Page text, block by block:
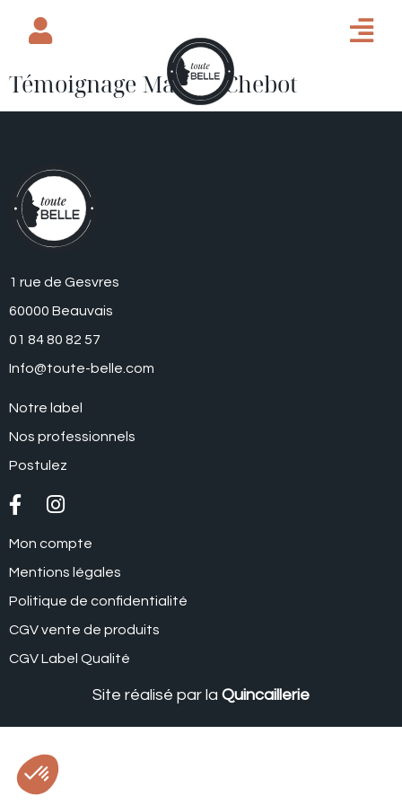
Témoignage Marine Chebot
1 rue de Gesvres
60000 Beauvais
01 84 80 82 57
Info@toute-belle.com
Notre label
Nos professionnels
Postulez
Mon compte
Mentions légales
Politique de confidentialité
CGV vente de produits
CGV Label Qualité
Site réalisé par la Quincaillerie